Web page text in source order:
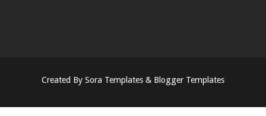
Created By Sora Templates & Blogger Templates